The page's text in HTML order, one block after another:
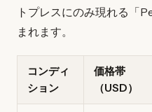
トプレスにのみ現れる「
まれます。
コンディ
ション
価格帯
（USD）